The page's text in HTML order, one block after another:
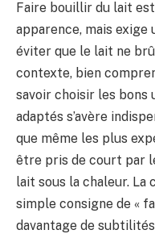
Faire bouillir du lait
apparence, mais
éviter que le lait ne
contexte, bien
savoir choisir les bons
adaptés s’avère
que même les plus
être pris de court par
lait sous la chaleur. La
simple consigne de «
davantage de